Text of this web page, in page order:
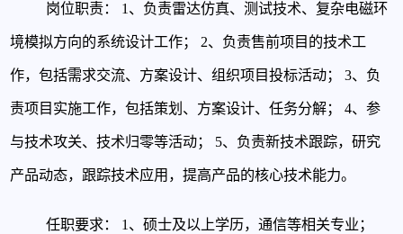
岗位职责： 1、负责雷达仿真、测试技术、复杂电磁环
境模拟方向的系统设计工作；2、负责售前项目的技术工
作，包括需求交流、方案设计、组织项目投标活动；3、负
责项目实施工作，包括策划、方案设计、任务分解；4、参
与技术攻关、技术归零等活动； 5、负责新技术跟踪，研究
产品动态，跟踪技术应用，提高产品的核心技术能力。
任职要求： 1、硕士及以上学历，通信等相关专业；